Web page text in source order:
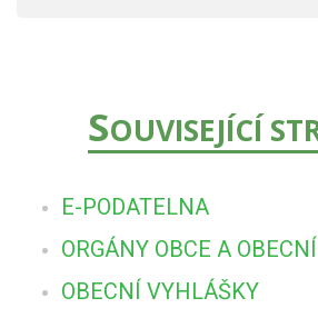
SOUVISEJÍCÍ
E-PODATELNA
ORGÁNY OBCE A
OBECNÍ VYHLÁŠKY